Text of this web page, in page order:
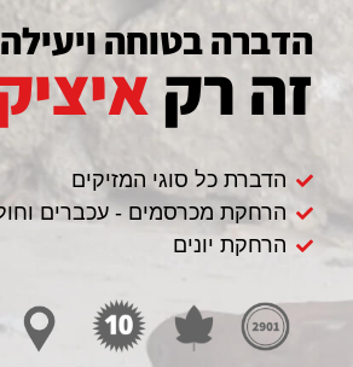
הדברה בטוחה ויעילה
זה רק
הדברת כל סוגי המזיקים
הרחקת מכרסמים - עכברים
הרחקת יונים